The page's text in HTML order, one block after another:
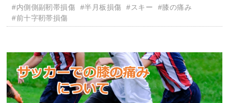
#内側側副靭帯損傷
#半月板損傷 #スキー
#膝の痛み
#前十字靭帯損傷